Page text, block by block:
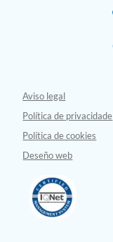
Aviso legal
Política de privacidade
Política de cookies
Deseño web